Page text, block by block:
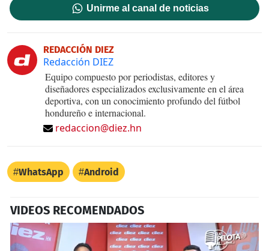
Unirme al canal de noticias
REDACCIÓN DIEZ
Redacción DIEZ
Equipo compuesto por periodistas, editores y
diseñadores especializados exclusivamente en el área
deportiva, con un conocimiento profundo del fútbol
hondureño e internacional.
redaccion@diez.hn
WhatsApp Android
VIDEOS RECOMENDADOS